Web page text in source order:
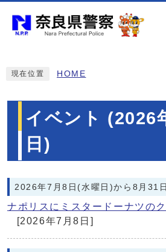
現在位置 HOME
イベント (2026
日)
2026年7月8日(水曜日)から8月31
ナポリスにミスタードーナツの
[2026年7月8日]